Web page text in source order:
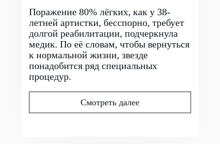
Поражение 80% лёгких, как у 38-
летней артистки, бесспорно, требует
долгой реабилитации, подчеркнула
медик. По её словам, чтобы вернуться
к нормальной жизни, звезде
понадобится ряд специальных
процедур.
Смотреть далее